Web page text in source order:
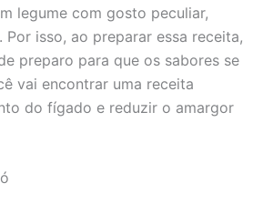
legume com gosto peculiar,
isso, ao preparar essa receita,
preparo para que os sabores se
vai encontrar uma receita
do fígado e reduzir o amargor